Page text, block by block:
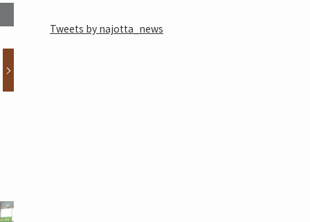
Tweets by najotta_news